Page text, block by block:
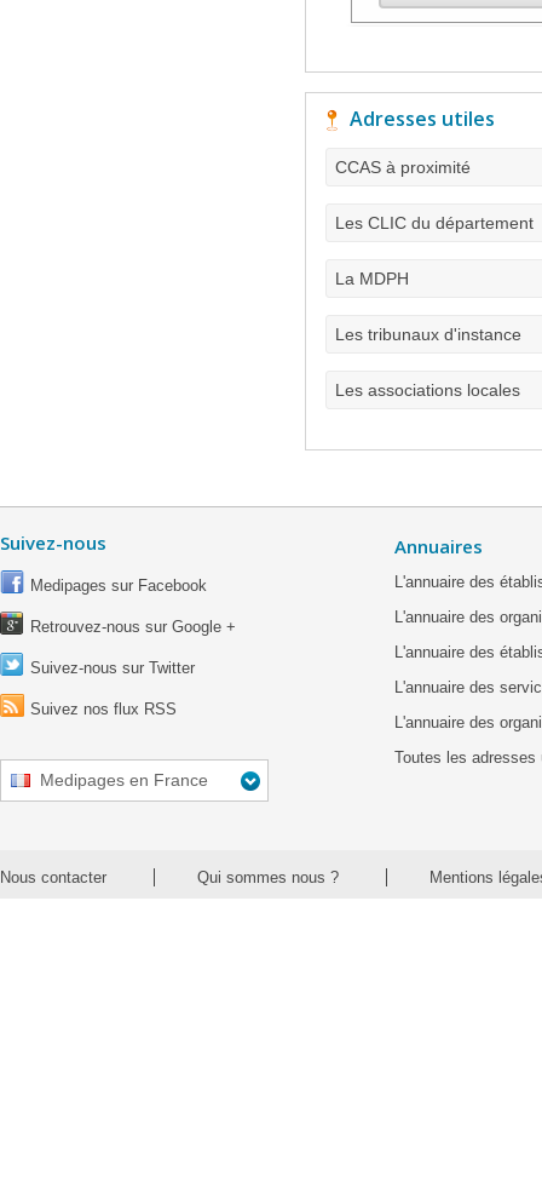
Adresses utiles
CCAS à proximité
Les CLIC du département
La MDPH
Les tribunaux d'instance
Les associations locales
Suivez-nous
Medipages sur Facebook
Retrouvez-nous sur Google +
Suivez-nous sur Twitter
Suivez nos flux RSS
Medipages en France
Annuaires
L'annuaire des
L'annuaire des
L'annuaire des
L'annuaire des
L'annuaire des
Toutes les adresses
Nous contacter Qui sommes nous ? Mentions